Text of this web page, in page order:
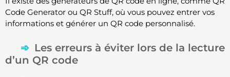
Code Generator ou QR Stuff, où vous pouvez entrer vos
informations et générer un QR code personnalisé.
Les erreurs à éviter lors de la lecture
d’un QR code